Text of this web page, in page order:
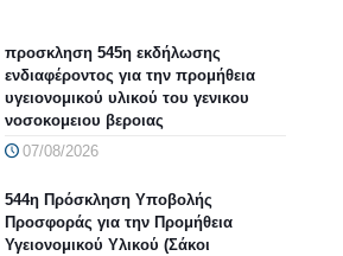
προσκληση 545η εκδήλωσης
ενδιαφέροντος για την προμήθεια
υγειονομικού υλικού του γενικου
νοσοκομειου βεροιας
07/08/2026
544η Πρόσκληση Υποβολής
Προσφοράς για την Προμήθεια
Υγειονομικού Υλικού (Σάκοι